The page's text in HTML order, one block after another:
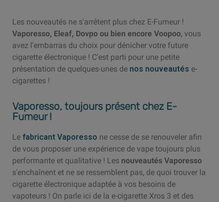
Les nouveautés ne s'arrêtent plus chez E-Fumeur !
Vaporesso, Eleaf, Dovpo ou bien encore Voopoo, vous
avez l'embarras du choix pour dénicher votre future
cigarette électronique ! C'est parti pour une petite
présentation de quelques-unes de nos nouveautés e-
cigarettes !
Vaporesso, toujours présent chez E-
Fumeur !
Le fabricant Vaporesso ne cesse de se renouveler afin
de vous proposer une expérience de vape toujours plus
performante et qualitative ! Les nouveautés Vaporesso
s'enchaînent et ne se ressemblent pas, de quoi trouver la
cigarette électronique adaptée à vos besoins de
vapoteurs ! On parle ici de la e-cigarette Xros 3 et des